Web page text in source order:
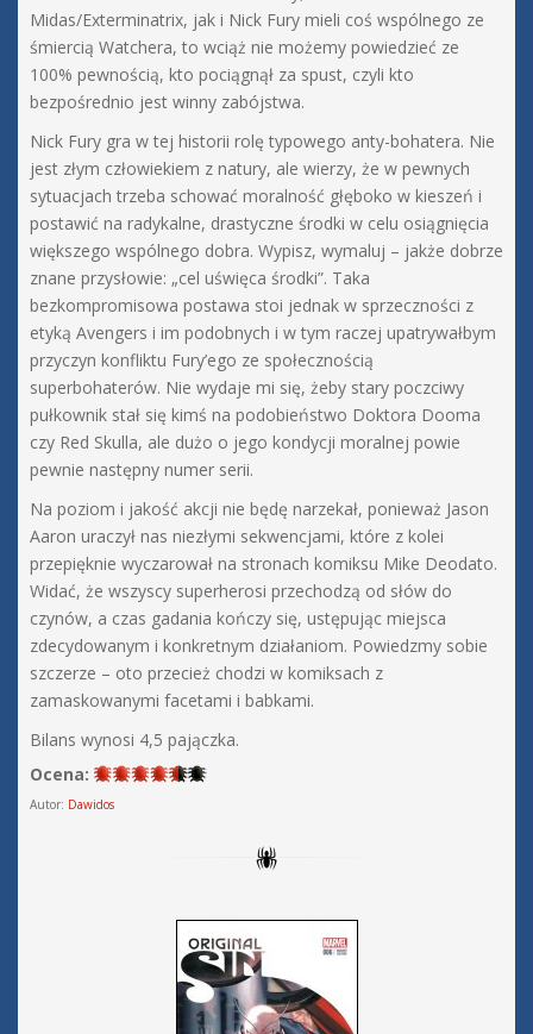
Midas/Exterminatrix, jak i Nick Fury mieli coś wspólnego ze
śmiercią Watchera, to wciąż nie możemy powiedzieć ze
100% pewnością, kto pociągnął za spust, czyli kto
bezpośrednio jest winny zabójstwa.
Nick Fury gra w tej historii rolę typowego anty-bohatera. Nie
jest złym człowiekiem z natury, ale wierzy, że w pewnych
sytuacjach trzeba schować moralność głęboko w kieszeń i
postawić na radykalne, drastyczne środki w celu osiągnięcia
większego wspólnego dobra. Wypisz, wymaluj – jakże dobrze
znane przysłowie: „cel uświęca środki”. Taka
bezkompromisowa postawa stoi jednak w sprzeczności z
etyką Avengers i im podobnych i w tym raczej upatrywałbym
przyczyn konfliktu Fury’ego ze społecznością
superbohaterów. Nie wydaje mi się, żeby stary poczciwy
pułkownik stał się kimś na podobieństwo Doktora Dooma
czy Red Skulla, ale dużo o jego kondycji moralnej powie
pewnie następny numer serii.
Na poziom i jakość akcji nie będę narzekał, ponieważ Jason
Aaron uraczył nas niezłymi sekwencjami, które z kolei
przepięknie wyczarował na stronach komiksu Mike Deodato.
Widać, że wszyscy superherosi przechodzą od słów do
czynów, a czas gadania kończy się, ustępując miejsca
zdecydowanym i konkretnym działaniom. Powiedzmy sobie
szczerze – oto przecież chodzi w komiksach z
zamaskowanymi facetami i babkami.
Bilans wynosi 4,5 pajączka.
Ocena:
Autor: Dawidos